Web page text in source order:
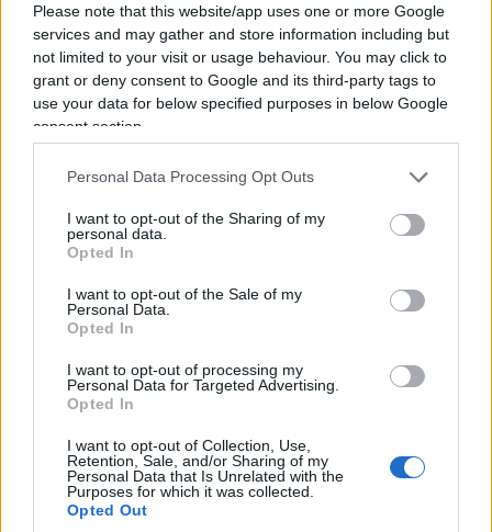
Please note that this website/app uses one or more Google
services and may gather and store information including but
not limited to your visit or usage behaviour. You may click to
grant or deny consent to Google and its third-party tags to
use your data for below specified purposes in below Google
consent section.
Personal Data Processing Opt Outs
I want to opt-out of the Sharing of my
personal data.
Opted In
I want to opt-out of the Sale of my
Personal Data.
Opted In
I want to opt-out of processing my
Personal Data for Targeted Advertising.
Opted In
I want to opt-out of Collection, Use,
Retention, Sale, and/or Sharing of my
Personal Data that Is Unrelated with the
Purposes for which it was collected.
Opted Out
quando e come quella traccia si sia trasferita,
l’indizio del Dna rimane uno degli elementi più
significativi portati dall’accusa.
Infine, non meno importante saràla consulenza
psichiatrica del professor Catanesi
. Consulenza
che, a causa del rifiuto – assolutamente
comprensibile – di sottoporsi ai colloqui da parte
dell’indagato, dovrà basarsi sulla documentazione
sequestrata dagli inquirenti, sulle intercettazioni,
probabilmente anche sui molti interventi televisivi
Racis dei Carabinieri.